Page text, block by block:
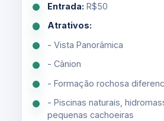
Entrada: R$50
Atrativos:
- Vista Panorâmica
- Cânion
- Formação rochosa
- Piscinas naturais,
pequenas cachoeiras